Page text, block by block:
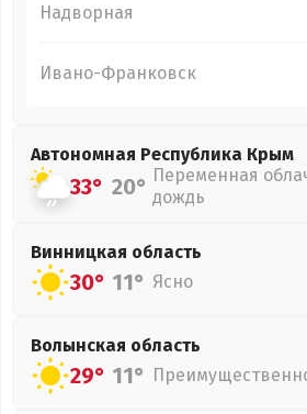
Надворная
Ивано-Франковск
Автономная Республика Крым
33° 20° Переменная
дождь
Винницкая область
30° 11° Ясно
Волынская область
29° 11°